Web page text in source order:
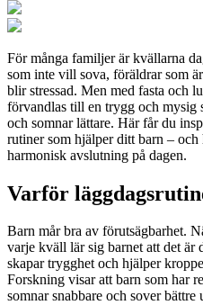
För många familjer är kvällarna
som inte vill sova, föräldrar som
blir stressad. Men med fasta och
förvandlas till en trygg och mysig
och somnar lättare. Här får du
rutiner som hjälper ditt barn –
harmonisk avslutning på dagen.
Varför
Barn mår bra av förutsägbarhet.
varje kväll lär sig barnet att det är
skapar trygghet och hjälper
Forskning visar att barn som har
somnar snabbare och sover bättre